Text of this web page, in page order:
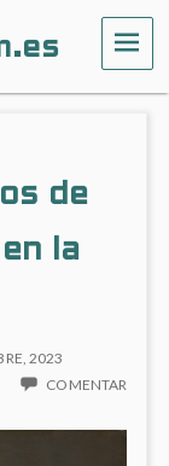
de
la
2023
COMENTAR